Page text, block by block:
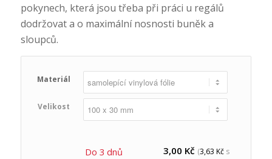
pokynech, která jsou třeba při práci u regálů
dodržovat a o maximální nosnosti buněk a
sloupců.
Materiál
Velikost
3,00 Kč (3,63 Kč s
Do 3 dnů